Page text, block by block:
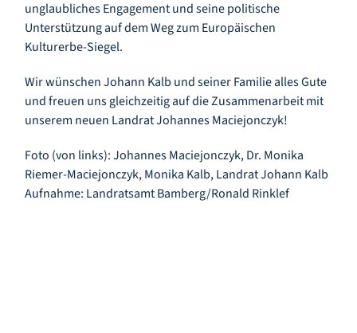
unglaubliches Engagement und seine politische
Unterstützung auf dem Weg zum Europäischen
Kulturerbe-Siegel.
Wir wünschen Johann Kalb und seiner Familie alles Gute
und freuen uns gleichzeitig auf die Zusammenarbeit mit
unserem neuen Landrat Johannes Maciejonczyk!
Foto (von links): Johannes Maciejonczyk, Dr. Monika
Riemer-Maciejonczyk, Monika Kalb, Landrat Johann Kalb
Aufnahme: Landratsamt Bamberg/Ronald Rinklef